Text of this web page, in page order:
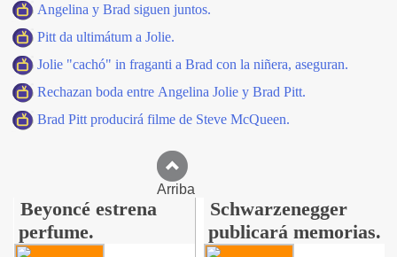
Angelina y Brad siguen juntos.
Pitt da ultimátum a Jolie.
Jolie "cachó" in fraganti a Brad con la niñera, aseguran.
Rechazan boda entre Angelina Jolie y Brad Pitt.
Brad Pitt producirá filme de Steve McQueen.
Arriba
Beyoncé estrena
perfume.
Schwarzenegger
publicará memorias.